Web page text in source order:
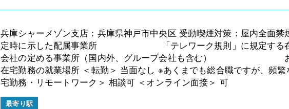
兵庫シャーメゾン支店：兵庫県神戸市中央区 受動喫煙対策：屋内全面
定時に示した配属事業所 「テレワーク規則」に規定する在宅
会社の定める事業所（国内外、グループ会社も含む） およ
在宅勤務の就業場所 ＜転勤＞ 当面なし ※あくまでも総合職ですが、頻
宅勤務・リモートワーク＞ 相談可 ＜オンライン面接＞ 可
最寄り駅